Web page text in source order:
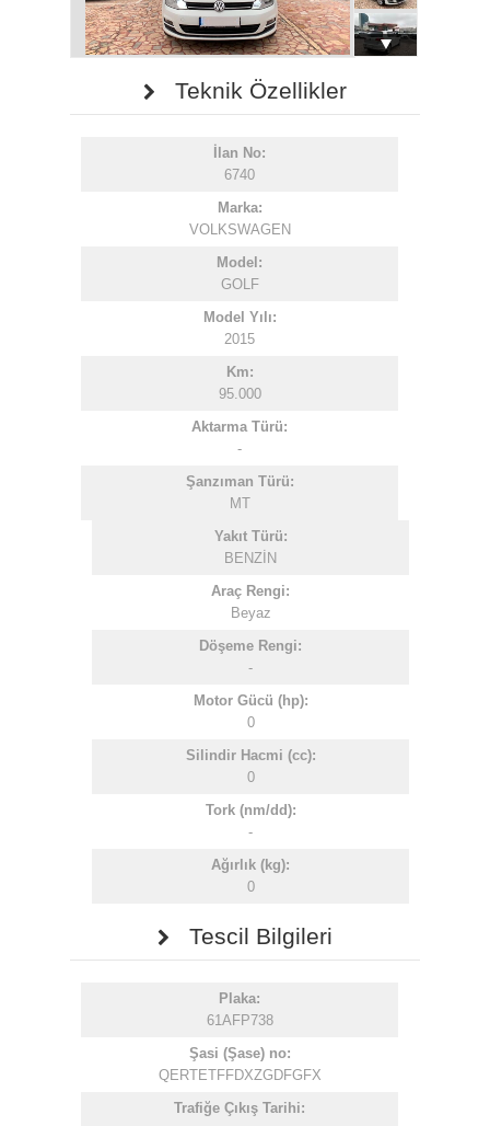
Teknik Özellikler
İlan No:
6740
Marka:
VOLKSWAGEN
Model:
GOLF
Model Yılı:
2015
Km:
95.000
Aktarma Türü:
-
Şanzıman Türü:
MT
Yakıt Türü:
BENZİN
Araç Rengi:
Beyaz
Döşeme Rengi:
-
Motor Gücü (hp):
0
Silindir Hacmi (cc):
0
Tork (nm/dd):
-
Ağırlık (kg):
0
Tescil Bilgileri
Plaka:
61AFP738
Şasi (Şase) no:
QERTETFFDXZGDFGFX
Trafiğe Çıkış Tarihi: